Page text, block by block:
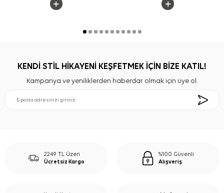
KENDİ STİL HİKAYENİ KEŞFETMEK İÇİN BİZE KATIL!
Kampanya ve yeniliklerden haberdar olmak için üye ol.
2249 TL Üzeri
Ücretsiz Kargo
%100 Güvenli
Alışveriş